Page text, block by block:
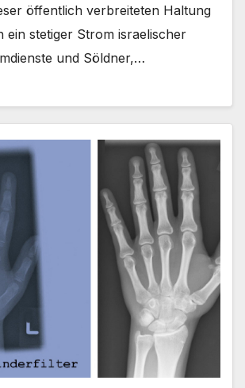
öffentlich verbreiteten Haltung
ein stetiger Strom israelischer
und Söldner,…